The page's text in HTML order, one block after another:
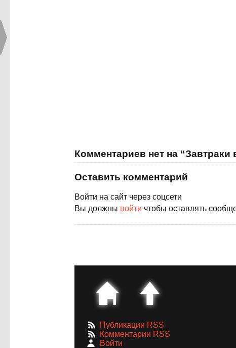
Комментариев нет на “Завтраки
Оставить комментарий
Войти на сайт через соцсети
Вы должны войти чтобы оставлять
Публикации RSS
Комментарии RSS
Войти